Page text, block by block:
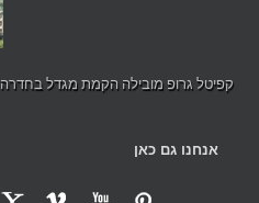
קפיטל גרופ מובילה הקמת מגדל בחדרה
אנחנו גם כאן